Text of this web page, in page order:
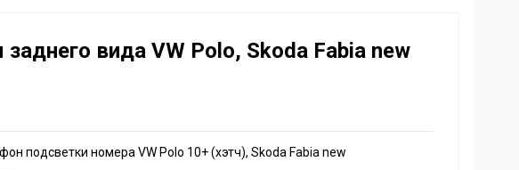
вида VW Polo, Skoda Fabia new
подсветки номера VW Polo 10+ (хэтч), Skoda Fabia new